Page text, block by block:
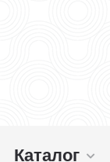
Каталог